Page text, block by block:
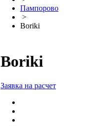
Пампорово
>
Boriki
Boriki
Заявка на расчет